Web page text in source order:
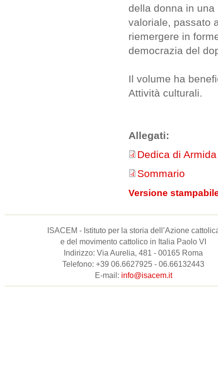
della donna in
valoriale, passato
riemergere in
democrazia del
Il volume ha
Attività culturali.
Allegati:
Dedica di
Sommario
Versione
ISACEM - Istituto per la storia dell’Azione
e del movimento cattolico in Italia Paolo VI
Indirizzo: Via Aurelia, 481 - 00165 Roma
Telefono: +39 06.6627925 - 06.66132443
E-mail: info@isacem.it